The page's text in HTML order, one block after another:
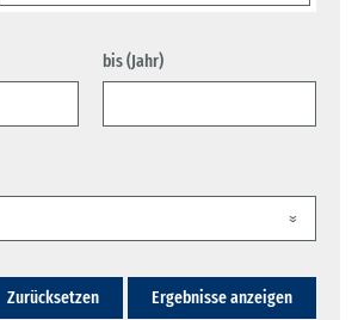
bis (Jahr)
Zurücksetzen Ergebnisse anzeigen